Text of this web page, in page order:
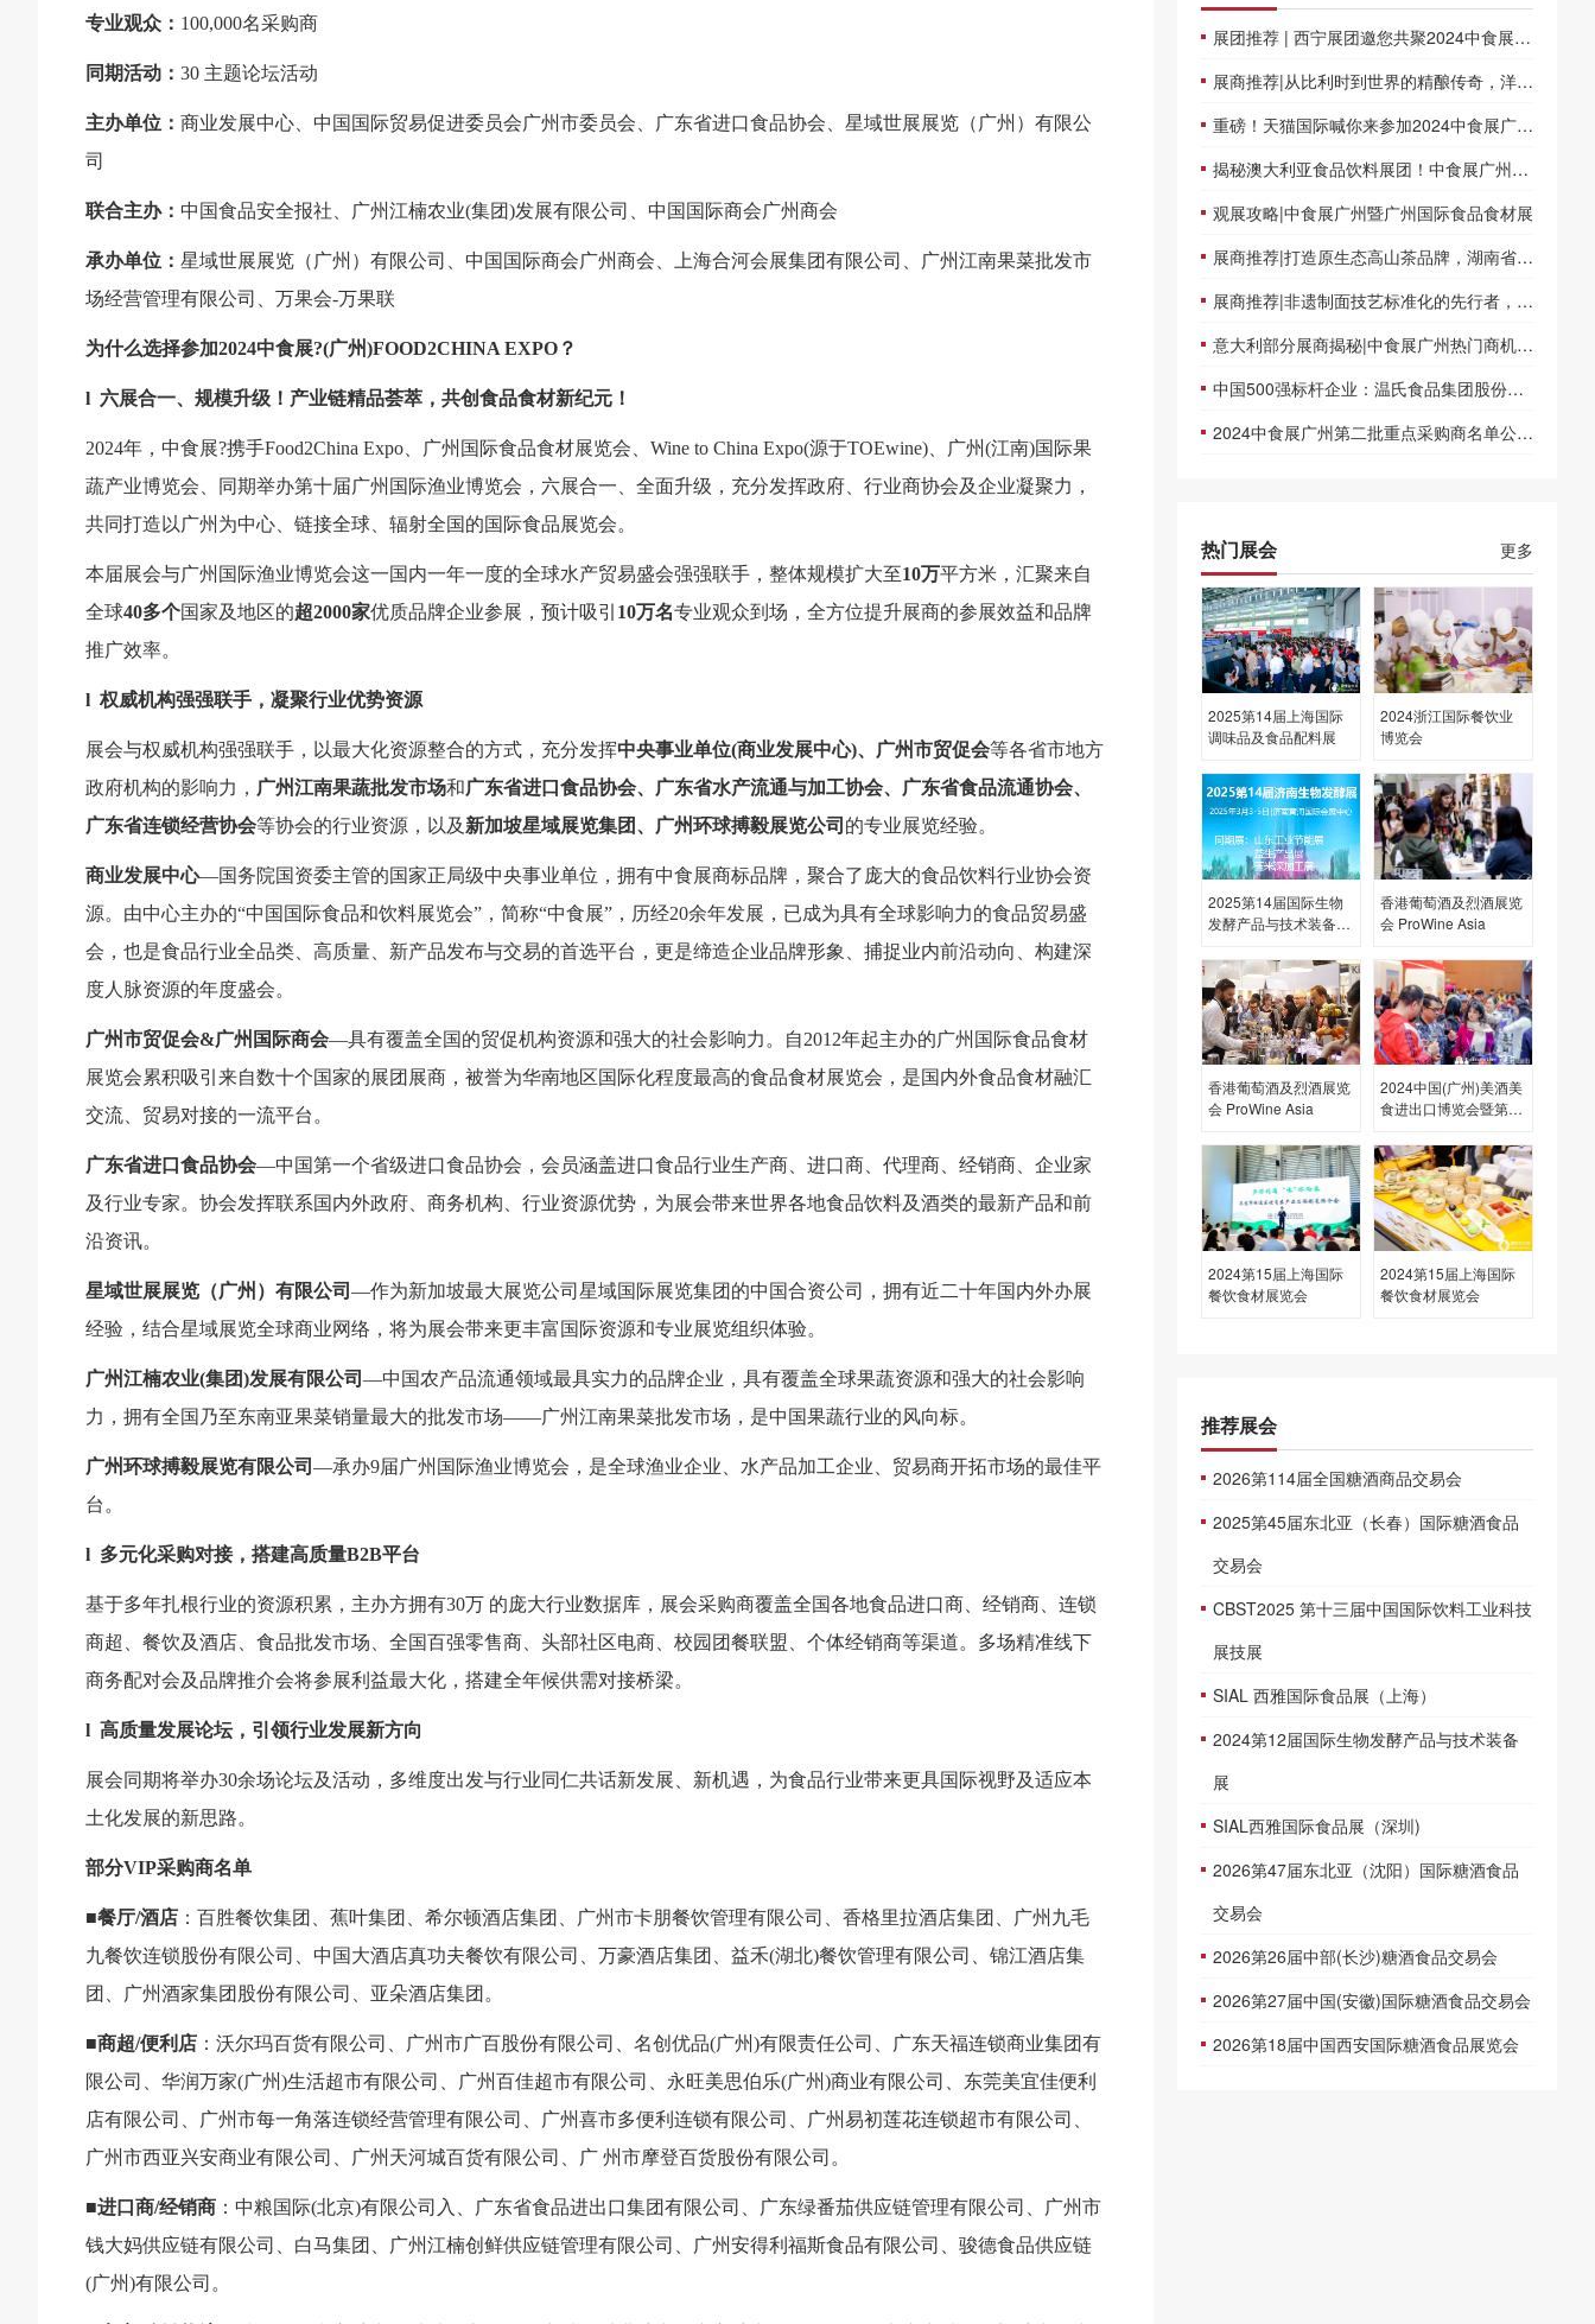
专业观众： 100,000名采购商
同期活动： 30 主题论坛活动
主办单位： 商业发展中心、中国国际贸易促进委员会广州市委员会、广东省进口食品协会、星域世展展览（广州）有限公
司
联合主办： 中国食品安全报社、广州江楠农业(集团)发展有限公司、中国国际商会广州商会
承办单位： 星域世展展览（广州）有限公司、中国国际商会广州商会、上海合河会展集团有限公司、广州江南果菜批发市
场经营管理有限公司、万果会-万果联
为什么选择参加2024中食展?(广州)FOOD2CHINA EXPO？
l 六展合一、规模升级！产业链精品荟萃，共创食品食材新纪元！
2024年，中食展?携手Food2China Expo、广州国际食品食材展览会、Wine to China Expo(源于TOEwine)、广州(江南)国际果
蔬产业博览会、同期举办第十届广州国际渔业博览会，六展合一、全面升级，充分发挥政府、行业商协会及企业凝聚力，
共同打造以广州为中心、链接全球、辐射全国的国际食品展览会。
本届展会与广州国际渔业博览会这一国内一年一度的全球水产贸易盛会强强联手，整体规模扩大至10万平方米，汇聚来自
全球40多个国家及地区的超2000家优质品牌企业参展，预计吸引 10万名专业观众到场，全方位提升展商的参展效益和品牌
推广效率。
l 权威机构强强联手，凝聚行业优势资源
展会与权威机构强强联手，以最大化资源整合的方式，充分发挥中央事业单位(商业发展中心)、广州市贸促会等各省市地方
政府机构的影响力， 广州江南果蔬批发市场和广东省进口食品协会、广东省水产流通与加工协会、广东省食品流通协会、
广东省连锁经营协会等协会的行业资源，以及 新加坡星域展览集团、广州环球搏毅展览公司 的专业展览经验。
商业发展中心—国务院国资委主管的国家正局级中央事业单位，拥有中食展商标品牌，聚合了庞大的食品饮料行业协会资
源。由中心主办的“中国国际食品和饮料展览会”，简称“中食展”，历经20余年发展，已成为具有全球影响力的食品贸易盛
会，也是食品行业全品类、高质量、新产品发布与交易的首选平台，更是缔造企业品牌形象、捕捉业内前沿动向、构建深
度人脉资源的年度盛会。
广州市贸促会&广州国际商会—具有覆盖全国的贸促机构资源和强大的社会影响力。自2012年起主办的广州国际食品食材
展览会累积吸引来自数十个国家的展团展商，被誉为华南地区国际化程度最高的食品食材展览会，是国内外食品食材融汇
交流、贸易对接的一流平台。
广东省进口食品协会—中国第一个省级进口食品协会，会员涵盖进口食品行业生产商、进口商、代理商、经销商、企业家
及行业专家。协会发挥联系国内外政府、商务机构、行业资源优势，为展会带来世界各地食品饮料及酒类的最新产品和前
沿资讯。
星域世展展览（广州）有限公司 —作为新加坡最大展览公司星域国际展览集团的中国合资公司，拥有近二十年国内外办展
经验，结合星域展览全球商业网络，将为展会带来更丰富国际资源和专业展览组织体验。
广州江楠农业(集团)发展有限公司 —中国农产品流通领域最具实力的品牌企业，具有覆盖全球果蔬资源和强大的社会影响
力，拥有全国乃至东南亚果菜销量最大的批发市场——广州江南果菜批发市场，是中国果蔬行业的风向标。
广州环球搏毅展览有限公司 —承办9届广州国际渔业博览会，是全球渔业企业、水产品加工企业、贸易商开拓市场的最佳平
台。
l 多元化采购对接，搭建高质量B2B平台
基于多年扎根行业的资源积累，主办方拥有30万 的庞大行业数据库，展会采购商覆盖全国各地食品进口商、经销商、连锁
商超、餐饮及酒店、食品批发市场、全国百强零售商、头部社区电商、校园团餐联盟、个体经销商等渠道。多场精准线下
商务配对会及品牌推介会将参展利益最大化，搭建全年候供需对接桥梁。
l 高质量发展论坛，引领行业发展新方向
展会同期将举办30余场论坛及活动，多维度出发与行业同仁共话新发展、新机遇，为食品行业带来更具国际视野及适应本
土化发展的新思路。
部分VIP采购商名单
■餐厅/酒店 ：百胜餐饮集团、蕉叶集团、希尔顿酒店集团、广州市卡朋餐饮管理有限公司、香格里拉酒店集团、广州九毛
九餐饮连锁股份有限公司、中国大酒店真功夫餐饮有限公司、万豪酒店集团、益禾(湖北)餐饮管理有限公司、锦江酒店集
团、广州酒家集团股份有限公司、亚朵酒店集团。
■商超/便利店 ：沃尔玛百货有限公司、广州市广百股份有限公司、名创优品(广州)有限责任公司、广东天福连锁商业集团有
限公司、华润万家(广州)生活超市有限公司、广州百佳超市有限公司、永旺美思伯乐(广州)商业有限公司、东莞美宜佳便利
店有限公司、广州市每一角落连锁经营管理有限公司、广州喜市多便利连锁有限公司、广州易初莲花连锁超市有限公司、
广州市西亚兴安商业有限公司、广州天河城百货有限公司、广 州市摩登百货股份有限公司。
■进口商/经销商 ：中粮国际(北京)有限公司入、广东省食品进出口集团有限公司、广东绿番茄供应链管理有限公司、广州市
钱大妈供应链有限公司、白马集团、广州江楠创鲜供应链管理有限公司、广州安得利福斯食品有限公司、骏德食品供应链
(广州)有限公司。
展团推荐 | 西宁展团邀您共聚2024中食展广州
展商推荐|从比利时到世界的精酿传奇，洋湾啤酒(青岛)有限公司邀您共聚2024中食展广州
重磅！天猫国际喊你来参加2024中食展广州！
揭秘澳大利亚食品饮料展团！中食展广州等你来品鉴
观展攻略|中食展广州暨广州国际食品食材展
展商推荐|打造原生态高山茶品牌，湖南省福延峰生态茶业有限公司邀您共聚2024中食展广州
展商推荐|非遗制面技艺标准化的先行者，湖南省桃江世莲食品有限公司邀您共聚2024中食展广州
意大利部分展商揭秘|中食展广州热门商机等你来发掘！
中国500强标杆企业：温氏食品集团股份有限公司携实力产品震撼亮相2024中食展广州！
2024中食展广州第二批重点采购商名单公布！达成交易，是我们唯一的目标！
热门展会 更多
2025第14届上海国际
调味品及食品配料展
2024浙江国际餐饮业
博览会
2025第14届国际生物
发酵产品与技术装备展
香港葡萄酒及烈酒展览
会 ProWine Asia
香港葡萄酒及烈酒展览
会 ProWine Asia
2024中国(广州)美酒美
食进出口博览会暨第32
展览会
2024第15届上海国际
餐饮食材展览会
2024第15届上海国际
餐饮食材展览会
推荐展会
2026第114届全国糖酒商品交易会
2025第45届东北亚（长春）国际糖酒食品
交易会
CBST2025 第十三届中国国际饮料工业科技
展技展
SIAL 西雅国际食品展（上海）
2024第12届国际生物发酵产品与技术装备
展
SIAL西雅国际食品展（深圳)
2026第47届东北亚（沈阳）国际糖酒食品
交易会
2026第26届中部(长沙)糖酒食品交易会
2026第27届中国(安徽)国际糖酒食品交易会
2026第18届中国西安国际糖酒食品展览会